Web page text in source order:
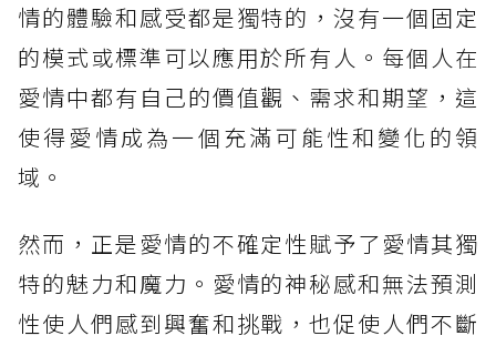
情的體驗和感受都是獨特的，沒有一個固定
的模式或標準可以應用於所有人。每個人在
愛情中都有自己的價值觀、需求和期望，這
使得愛情成為一個充滿可能性和變化的領
域。
然而，正是愛情的不確定性賦予了愛情其獨
特的魅力和魔力。愛情的神秘感和無法預測
性使人們感到興奮和挑戰，也促使人們不斷